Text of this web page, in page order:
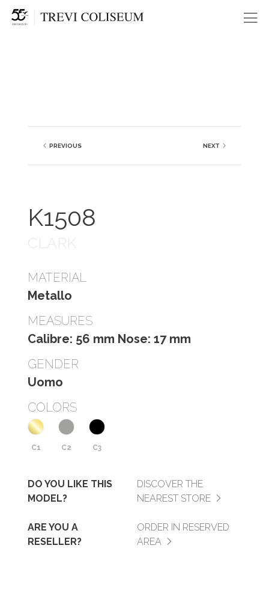
PREVIOUS NEXT
K1508
CLARK
MATERIAL
Metallo
MEASURES
Calibre: 56 mm Nose: 17 mm
GENDER
Uomo
COLORS
C1 C2 C3
DO YOU LIKE THIS
MODEL?
DISCOVER THE
NEAREST STORE
ARE YOU A
RESELLER?
ORDER IN RESERVED
AREA